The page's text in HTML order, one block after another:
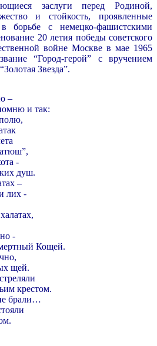
заслуги перед Родиной,
и стойкость, проявленные
борьбе с немецко-фашистскими
20 летия победы советского
войне Москве в мае 1965
“Город-герой” с вручением
Звезда”.
–
и так:
-
душ.
–
лих -
халатах,
-
Кощей.
щей.
крестом.
брали…